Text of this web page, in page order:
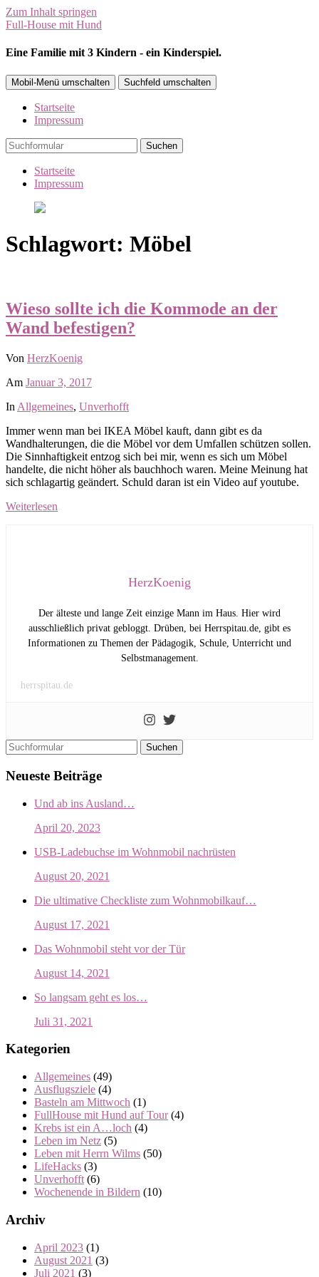
Zum Inhalt springen
Full-House mit Hund
Eine Familie mit 3 Kindern - ein Kinderspiel.
Mobil-Menü umschalten Suchfeld umschalten
Startseite
Impressum
Suchen
Startseite
Impressum
Schlagwort: Möbel
Wieso sollte ich die Kommode an der
Wand befestigen?
Von HerzKoenig
Am Januar 3, 2017
In Allgemeines, Unverhofft
Immer wenn man bei IKEA Möbel kauft, dann gibt es da
Wandhalterungen, die die Möbel vor dem Umfallen schützen sollen.
Die Sinnhaftigkeit entzog sich bei mir, wenn es sich um Möbel
handelte, die nicht höher als bauchhoch waren. Meine Meinung hat
sich schlagartig geändert. Schuld daran ist ein Video auf youtube.
Weiterlesen
HerzKoenig
Der älteste und lange Zeit einzige Mann im Haus. Hier wird
ausschließlich privat gebloggt. Drüben, bei Herrspitau.de, gibt es
Informationen zu Themen der Pädagogik, Schule, Unterricht und
Selbstmanagement.
herrspitau.de
Suchen
Neueste Beiträge
Und ab ins Ausland…
April 20, 2023
USB-Ladebuchse im Wohnmobil nachrüsten
August 20, 2021
Die ultimative Checkliste zum Wohnmobilkauf…
August 17, 2021
Das Wohnmobil steht vor der Tür
August 14, 2021
So langsam geht es los…
Juli 31, 2021
Kategorien
Allgemeines (49)
Ausflugsziele (4)
Basteln am Mittwoch (1)
FullHouse mit Hund auf Tour(4)
Krebs ist ein A…loch (4)
Leben im Netz (5)
Leben mit Herrn Wilms (50)
LifeHacks (3)
Unverhofft (6)
Wochenende in Bildern (10)
Archiv
April 2023 (1)
August 2021 (3)
Juli 2021 (3)